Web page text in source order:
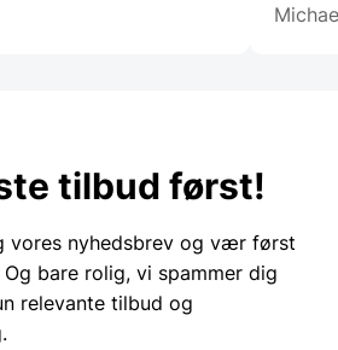
tilbud først!
vores nyhedsbrev og vær først
bare rolig, vi spammer dig
relevante tilbud og